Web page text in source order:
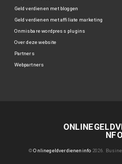
Geld verdienen met bloggen
Geld verdienen met affiliate marketing
Onmisbare wordpress plugins
Over deze website
Partners
Webpartners
NFO
©Onlinegeldverdieneninfo 2026.